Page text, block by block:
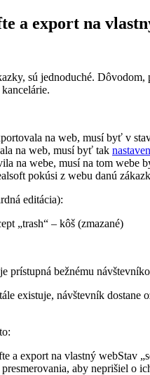
a export na
sú jednoduché.
na web, musí byť v
na web, musí byť tak
na webe, musí na tom
pokúsi z webu danú
editácia):
„trash“ – kôš (zmazané)
prístupná bežnému
existuje, návštevník
Stav
aby neprišiel o